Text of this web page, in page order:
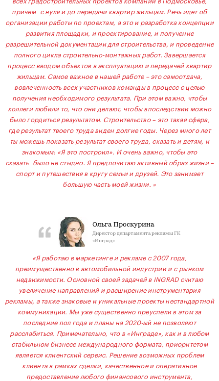
причем с нуля и до передачи квартир жильцам. Речь идет об
организации работы по проектам, а это и разработка концепции
развития площадки, и проектирование, и получение
разрешительной документации для строительства, и проведение
полного цикла строительно-монтажных работ. Завершается
процесс вводом объектов в эксплуатацию и передачей квартир
жильцам. Самое важное в нашей работе – это самоотдача,
вовлеченность всех участников команды в процесс с целью
получения необходимого результата. При этом важно, чтобы
коллеги любили то, что они делают, чтобы впоследствии можно
было гордиться результатом. Строительство – это такая сфера,
где результат твоего труда виден долгие годы. Через много лет
ты можешь показать результат своего труда, сказать и детям, и
знакомым: «Я это построил». И очень важно, чтобы это
сказать было не стыдно. Я предпочитаю активный образ жизни –
спорт и путешествия в кругу семьи и друзей. Это занимает
большую часть моей жизни. »
Ольга Проскурина
Директор департамента рекламы ГК
«Инград»
«Я работаю в маркетинге и рекламе с 2007 года,
преимущественно в автомобильной индустрии и c рынком
недвижимости. Основной своей задачей в INGRAD считаю
увеличение направлений и расширение инструментария
рекламы, а также знаковые и уникальные проекты нестандартной
коммуникации. Мы уже существенно преуспели в этом за
последние пол года и планы на 2020-ый не позволяют
расслабиться. Примечательно, что в «Инграде», как и в любом
стабильном бизнесе международного формата, приоритетом
является клиентский сервис. Решение возможных проблем
клиента в рамках сделки, качественное и оперативное
предоставление любого финансового инструмента,